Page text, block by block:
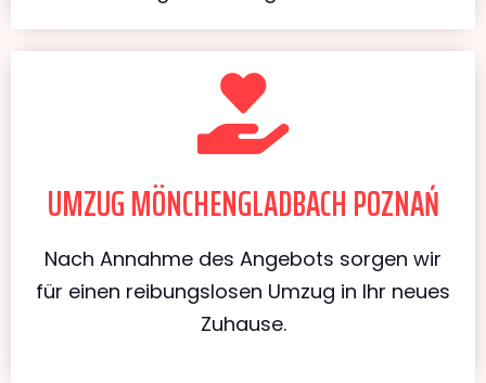
UMZUG MÖNCHENGLADBACH POZNAŃ
Nach Annahme des Angebots sorgen wir
für einen reibungslosen Umzug in Ihr neues
Zuhause.